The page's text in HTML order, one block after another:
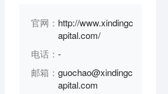
官网： http://www.xindingc
apital.com/
电话： -
邮箱： guochao@xindingc
apital.com